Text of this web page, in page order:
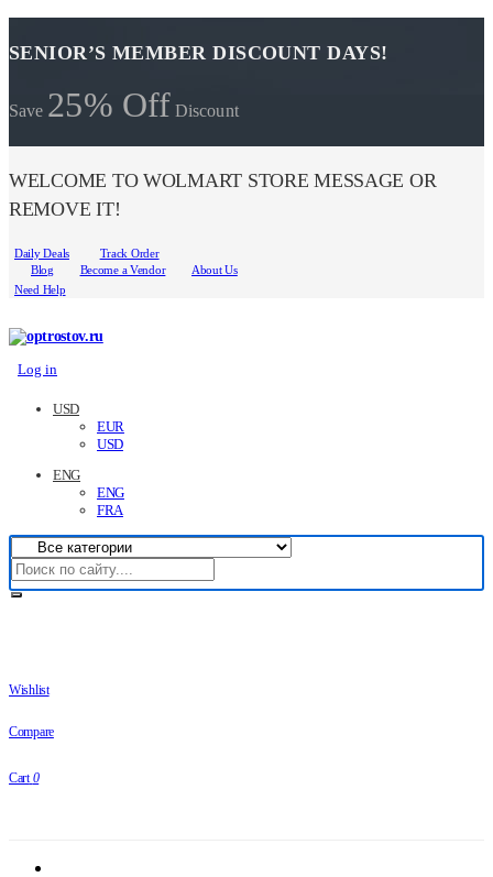
SENIOR’S MEMBER DISCOUNT DAYS!
Save 25% Off Discount
WELCOME TO WOLMART STORE MESSAGE OR
REMOVE IT!
Daily Deals
Track Order
Blog
Become a Vendor
About Us
Need Help
Log in
USD
EUR
USD
ENG
ENG
FRA
Wishlist
Compare
Cart 0